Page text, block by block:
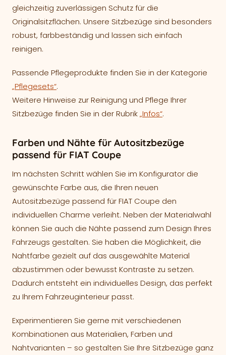
gleichzeitig zuverlässigen Schutz für die
Originalsitzflächen. Unsere Sitzbezüge sind besonders
robust, farbbeständig und lassen sich einfach
reinigen.
Passende Pflegeprodukte finden Sie in der Kategorie
„Pflegesets“.
Weitere Hinweise zur Reinigung und Pflege Ihrer
Sitzbezüge finden Sie in der Rubrik„Infos“.
Farben und Nähte für Autositzbezüge
passend für FIAT Coupe
Im nächsten Schritt wählen Sie im Konfigurator die
gewünschte Farbe aus, die Ihren neuen
Autositzbezüge passend für FIAT Coupe den
individuellen Charme verleiht. Neben der Materialwahl
können Sie auch die Nähte passend zum Design Ihres
Fahrzeugs gestalten. Sie haben die Möglichkeit, die
Nahtfarbe gezielt auf das ausgewählte Material
abzustimmen oder bewusst Kontraste zu setzen.
Dadurch entsteht ein individuelles Design, das perfekt
zu Ihrem Fahrzeuginterieur passt.
Experimentieren Sie gerne mit verschiedenen
Kombinationen aus Materialien, Farben und
Nahtvarianten – so gestalten Sie Ihre Sitzbezüge ganz